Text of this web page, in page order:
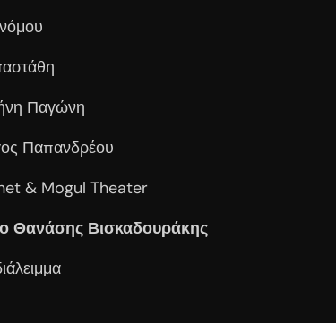
Παγώνη
Παπανδρέου
& Mogul Theater
Θανάσης Βισκαδουράκης